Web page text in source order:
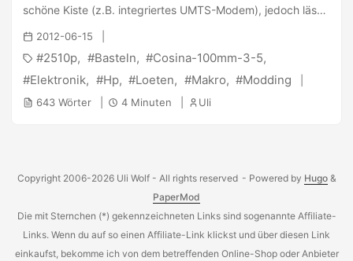
schöne Kiste (z.B. integriertes UMTS-Modem), jedoch lässt
die Systemleistung manchmal etwas zu wünschen übrig.
Der hauptsächliche Flaschenhals ist die interne 1,8"-
Festplatte mit 4200rpm, welche eine Lese-Transferrate von
ca. 20-25MB/s erlaubt. Vor kurzem stieß ich jedoch in
einem Forum auf einen Thread , welcher sich damit intensiv
64GB derzeit ca. 200€ und mehr kosten. Die zweite
Variante versprach eine schnelle Lösung, da ich sowieso
noch eine schnelle 80GB 2,5"-SATA-Festplatte mit
7200rpm hier liegen hatte. ...
2012-06-15
2510p Basteln
Cosina-100mm-3-5
Elektronik
Hp Loeten Makro Modding
643 Wörter 4 Minuten Uli
Copyright 2006-2026 Uli Wolf - All rights reserved - Powered by Hugo &
PaperMod
Die mit Sternchen (*) gekennzeichneten Links sind sogenannte Affiliate-
Links. Wenn du auf so einen Affiliate-Link klickst und über diesen Link
einkaufst, bekomme ich von dem betreffenden Online-Shop oder Anbieter